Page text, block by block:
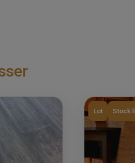
Lot Stock